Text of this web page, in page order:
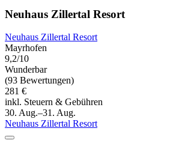
Neuhaus Zillertal Resort
Neuhaus Zillertal Resort
Mayrhofen
9,2/10
Wunderbar
(93 Bewertungen)
281 €
inkl. Steuern & Gebühren
30. Aug.–31. Aug.
Neuhaus Zillertal Resort